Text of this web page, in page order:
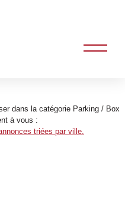
dans la catégorie Parking / Box
à vous :
triées par ville.